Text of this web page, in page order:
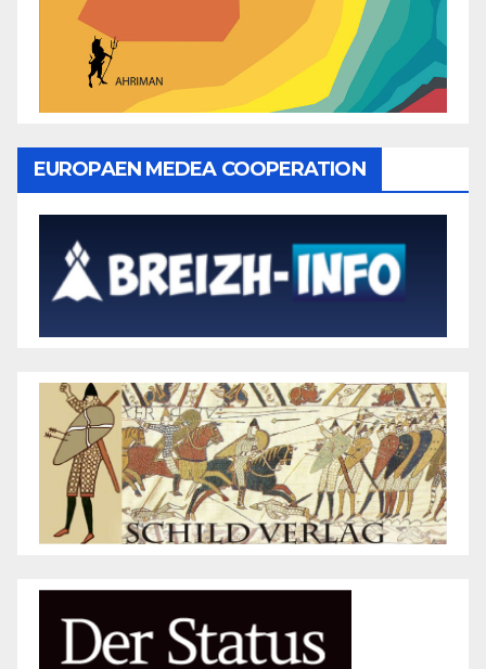
EUROPAEN MEDEA COOPERATION